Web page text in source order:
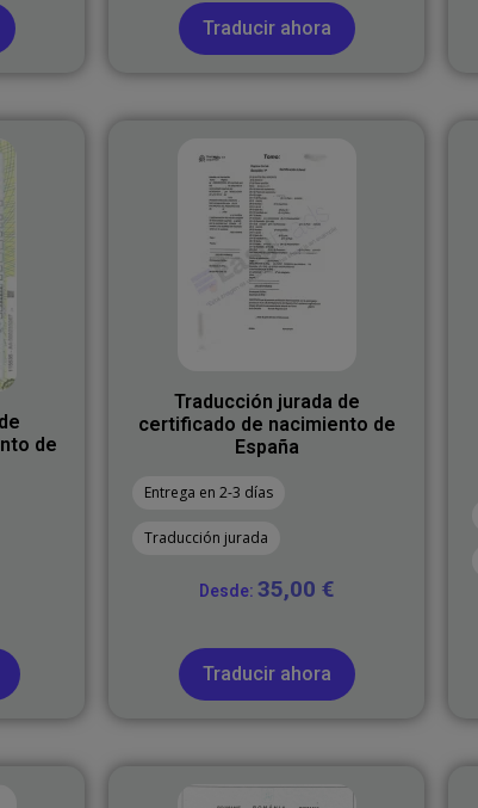
Traducir ahora
de
Traducción jurada de
certificado de nacimiento de
España
Entrega en 2-3 días
Traducción jurada
Desde: 35,00€
Traducir ahora